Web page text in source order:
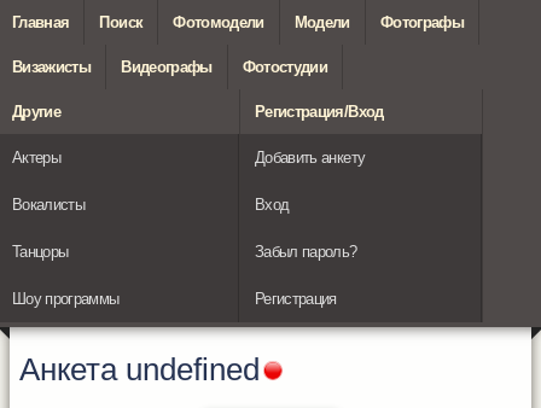
Главная Поиск Фотомодели Модели Фотографы
Визажисты Видеографы Фотостудии
Другие
Актеры
Вокалисты
Танцоры
Шоу программы
Регистрация/Вход
Добавить анкету
Вход
Забыл пароль?
Регистрация
Анкета undefined